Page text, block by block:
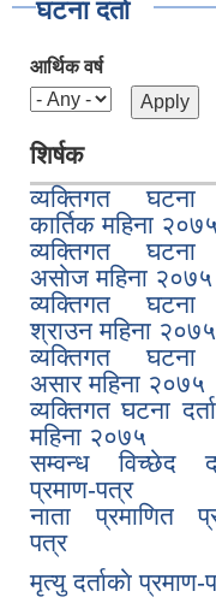
घटना दर्ता
आर्थिक वर्ष
शिर्षक
व्यक्तिगत घटना
कार्तिक महिना २०७५
व्यक्तिगत घटना
असाेज महिना २०७५
व्यक्तिगत घटना
श्राउन महिना २०७५
व्यक्तिगत घटना
असार महिना २०७५
व्यक्तिगत घटना
महिना २०७५
सम्वन्ध विच्छेद
प्रमाण-पत्र
नाता प्रमाणित
पत्र
मृत्यु दर्ताकाे प्रमाण-